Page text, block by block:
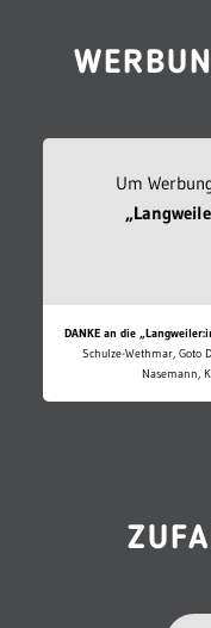
Um
DANKE an die
Schulze-Wethmar, Goto
Nasemann,